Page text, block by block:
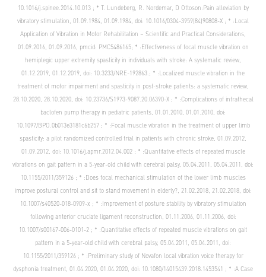
10.1016/j.spinee.2014.10.013 ; * T. Lundeberg, R. Nordemar, D Ottoson:Pain alleviation by
vibratory stimulation, 01.09.1984, 01.09.1984, doi: 10.1016/0304-3959(84)90808-X ; * :Local
Application of Vibration in Motor Rehabilitation – Scientific and Practical Considerations,
01.09.2016, 01.09.2016, pmcid: PMC5486165; * :Effectiveness of focal muscle vibration on
hemiplegic upper extremity spasticity in individuals with stroke: A systematic review,
01.12.2019, 01.12.2019, doi: 10.3233/NRE-192863.; * :Localized muscle vibration in the
treatment of motor impairment and spasticity in post-stroke patients: a systematic review,
28.10.2020, 28.10.2020, doi: 10.23736/S1973-9087.20.06390-X ; * :Complications of intrathecal
baclofen pump therapy in pediatric patients, 01.01.2010, 01.01.2010, doi:
10.1097/BPO.0b013e3181c6b257 ; * :Focal muscle vibration in the treatment of upper limb
spasticity: a pilot randomized controlled trial in patients with chronic stroke, 01.09.2012,
01.09.2012, doi: 10.1016/j.apmr.2012.04.002 ; * :Quantitative effects of repeated muscle
vibrations on gait pattern in a 5-year-old child with cerebral palsy, 05.04.2011, 05.04.2011, doi:
10.1155/2011/359126 ; * :Does focal mechanical stimulation of the lower limb muscles
improve postural control and sit to stand movement in elderly?, 21.02.2018, 21.02.2018, doi:
10.1007/s40520-018-0909-x ; * :Improvement of posture stability by vibratory stimulation
following anterior cruciate ligament reconstruction, 01.11.2006, 01.11.2006, doi:
10.1007/s00167-006-0101-2 ; * :Quantitative effects of repeated muscle vibrations on gait
pattern in a 5-year-old child with cerebral palsy, 05.04.2011, 05.04.2011, doi:
10.1155/2011/359126 ; * :Preliminary study of Novafon local vibration voice therapy for
dysphonia treatment, 01.04.2020, 01.04.2020, doi: 10.1080/14015439.2018.1453541 ; * :A Case